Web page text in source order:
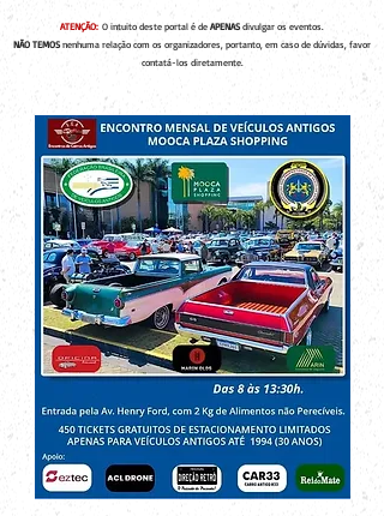
ATENÇÃO: O intuito deste portal é de APENAS divulgar os eventos.
NÃO TEMOSnenhuma relação com os organizadores, portanto, em caso de dúvidas, favor
contatá-los diretamente.